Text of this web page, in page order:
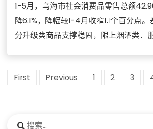
1-5月，乌海市社会消费品零售总额
降6.1%，降幅较1-4月收窄1.1个百分点
分升级类商品支撑稳固，限上烟酒类、
汽车类、石油及制品类零售额增速分别
First Previous 1 2 3